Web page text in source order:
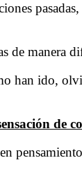
de manera
han ido,
de